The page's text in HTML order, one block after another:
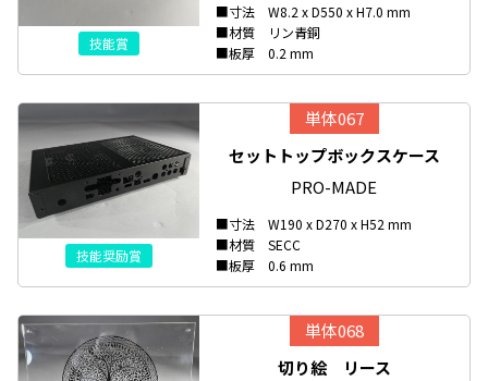
技能賞
■寸法 W8.2 x D550 x H7.0 mm
■材質 リン青銅
■板厚 0.2 mm
技能奨励賞
単体067
セットトップボックスケース
PRO-MADE
■寸法 W190 x D270 x H52 mm
■材質 SECC
■板厚 0.6 mm
単体068
切り絵 リース